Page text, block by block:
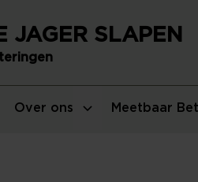
Over ons Meetbaar
JAGER SLAPEN